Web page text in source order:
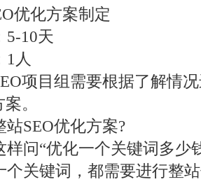
化方案制定
10天
人
项目组需要根据了解情况
。
SEO优化方案?
“优化一个关键词多少
个关键词，都需要进行整